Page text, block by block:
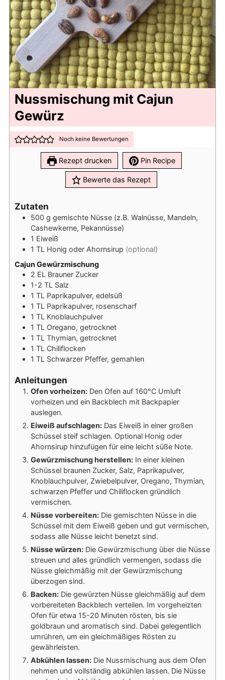
Nussmischung mit Cajun
Gewürz
Noch keine Bewertungen
Rezept drucken Pin Recipe
Bewerte das Rezept
Zutaten
500 g gemischte Nüsse (z.B. Walnüsse, Mandeln,
Cashewkerne, Pekannüsse)
1 Eiweiß
1 TL Honig oder Ahornsirup (optional)
Cajun Gewürzmischung
2 EL Brauner Zucker
1-2 TL Salz
1 TL Paprikapulver, edelsüß
1 TL Paprikapulver, rosenscharf
1 TL Knoblauchpulver
1 TL Oregano, getrocknet
1 TL Thymian, getrocknet
1 TL Chiliflocken
1 TL Schwarzer Pfeffer, gemahlen
Anleitungen
Ofen vorheizen:Den Ofen auf 160°C Umluft
vorheizen und ein Backblech mit Backpapier
auslegen.
Eiweiß aufschlagen:Das Eiweiß in einer großen
Schüssel steif schlagen. Optional Honig oder
Ahornsirup hinzufügen für eine leicht süße Note.
Gewürzmischung herstellen:In einer kleinen
Schüssel braunen Zucker, Salz, Paprikapulver,
Knoblauchpulver, Zwiebelpulver, Oregano, Thymian,
schwarzen Pfeffer und Chiliflocken gründlich
vermischen.
Nüsse vorbereiten:Die gemischten Nüsse in die
Schüssel mit dem Eiweiß geben und gut vermischen,
sodass alle Nüsse leicht benetzt sind.
Nüsse würzen:Die Gewürzmischung über die Nüsse
streuen und alles gründlich vermengen, sodass die
Nüsse gleichmäßig mit der Gewürzmischung
überzogen sind.
Backen:Die gewürzten Nüsse gleichmäßig auf dem
vorbereiteten Backblech verteilen. Im vorgeheizten
Ofen für etwa 15-20 Minuten rösten, bis sie
goldbraun und aromatisch sind. Dabei gelegentlich
umrühren, um ein gleichmäßiges Rösten zu
gewährleisten.
Abkühlen lassen:Die Nussmischung aus dem Ofen
nehmen und vollständig abkühlen lassen. Die Nüsse